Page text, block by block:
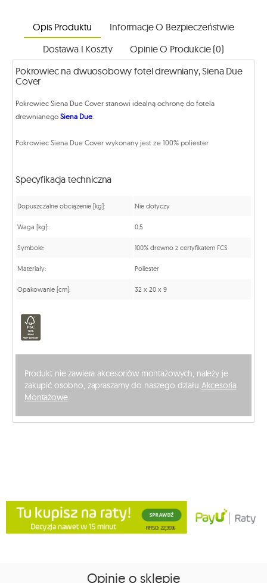
Opis Produktu
Informacje O Bezpieczeństwie
Dostawa I Koszty
Opinie O Produkcie (0)
Pokrowiec na dwuosobowy fotel drewniany, Siena Due
Cover
Pokrowiec Siena Due Cover stanowi idealną ochronę do fotela
drewnianego Siena Due.
Pokrowiec Siena Due Cover wykonany jest ze 100% poliester
Specyfikacja techniczna
Dopuszczalne obciążenie [kg]: Nie dotyczy
Waga [kg]: 0,5
Symbole: 100% drewno z certyfikatem FCS
Materiały: Poliester
Opakowanie [cm]: 32 x 20 x 9
Produkt nie zawiera akcesoriów montażowych, należy je
zakupić osobno, zapraszamy do naszego działu Akcesoria
Montażowe.
Opinie o sklepie